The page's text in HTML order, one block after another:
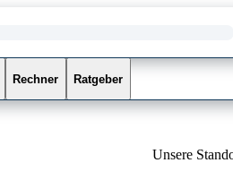
Rechner Ratgeber
Unsere